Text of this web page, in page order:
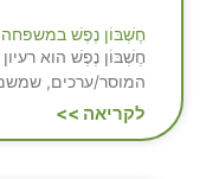
חֶשְׁבּוֹן נֶפֶשׁ במשפחה
חֶשְׁבּוֹן נֶפֶשׁ הוא
המוסר/ערכים,
לקריאה >>